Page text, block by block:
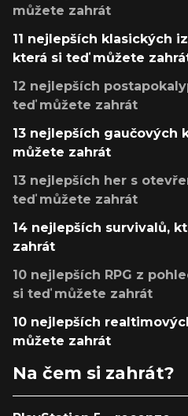
můžete zahrát
11 nejlepších klasických
která si teď můžete
12 nejlepších
teď můžete zahrát
13 nejlepších gaučových
můžete zahrát
13 nejlepších her s
teď můžete zahrát
14 nejlepších survivalů,
zahrát
10 nejlepších RPG z
si teď můžete zahrát
10 nejlepších
můžete zahrát
Na čem si zahrát?